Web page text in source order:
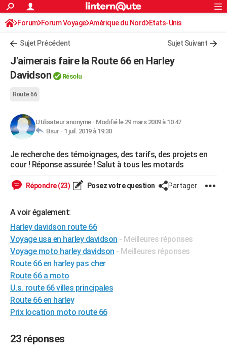
ACTUALITÉS
Politique
Société
Faits Divers
Education
Monde
Villes
+
Programme TV
TNTStreaming
Cinéma
Sorties cinéma
Musique
+FINANCE
Retraite
Impôts
Epargne
Immobilier
Risques naturels par ville
Banque
Assurance
Crédit
AUTO
Essais
Réserver un essai
Citadines
Berlines
SUV
Forum auto
HIGH-TECH
Mobiles
Meilleur smartphone
Internet
Ordinateurs
Jeux vidéo
Guide high-tech
+BRICOLAGE
Forum
Aménagement intérieur
Extérieur
Cuisine
Salle de bains
Jardinage
Rangement
WEEK-END
Alimentation
Guide de la santé
Maladies
Médicaments
Sommeil
Destinations
City break
Voyage nature
Voyage de noces
Forum
Climat
+PHOTO
GUIDES D'ACHAT
BONS PLANS
CARTE DE VOEUX
Dictionnaire
Biographies
Citations
Expressions
Proverbes
PROGRAMME TV
Rechercher
S'inscrire
Connexion
Forum Forum Voyage Amérique du Nord Etats-Unis
Sujet Précédent Sujet Suivant
J'aimerais faire la Route 66 en Harley
Davidson
Résolu
Route 66
Utilisateur anonyme- Modifié le 29 mars 2009 à 10:47
Bsur - 1 juil. 2019 à 19:30
Je recherche des témoignages, des tarifs, des projets en
cour ! Réponse assurée ! Salut à tous les motards
Répondre (23) Posez votre question Partager
A voir également:
Harley davidson route 66
Voyage usa en harley davidson - Meilleures réponses
Voyage moto harley davidson - Meilleures réponses
Route 66 en harley pas cher
Route 66 a moto
U.s. route 66 villes principales
Route 66 en harley
Prix location moto route 66
23 réponses